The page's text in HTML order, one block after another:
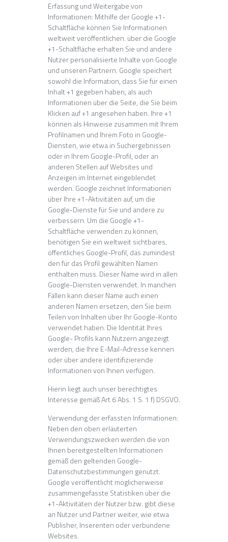
Erfassung und Weitergabe von
Informationen: Mithilfe der Google +1-
Schaltfläche können Sie Informationen
weltweit veröffentlichen. über die Google
+1-Schaltfläche erhalten Sie und andere
Nutzer personalisierte Inhalte von Google
und unseren Partnern. Google speichert
sowohl die Information, dass Sie für einen
Inhalt +1 gegeben haben, als auch
Informationen über die Seite, die Sie beim
Klicken auf +1 angesehen haben. Ihre +1
können als Hinweise zusammen mit Ihrem
Profilnamen und Ihrem Foto in Google-
Diensten, wie etwa in Suchergebnissen
oder in Ihrem Google-Profil, oder an
anderen Stellen auf Websites und
Anzeigen im Internet eingeblendet
werden. Google zeichnet Informationen
über Ihre +1-Aktivitäten auf, um die
Google-Dienste für Sie und andere zu
verbessern. Um die Google +1-
Schaltfläche verwenden zu können,
benötigen Sie ein weltweit sichtbares,
öffentliches Google-Profil, das zumindest
den für das Profil gewählten Namen
enthalten muss. Dieser Name wird in allen
Google-Diensten verwendet. In manchen
Fällen kann dieser Name auch einen
anderen Namen ersetzen, den Sie beim
Teilen von Inhalten über Ihr Google-Konto
verwendet haben. Die Identität Ihres
Google- Profils kann Nutzern angezeigt
werden, die Ihre E-Mail-Adresse kennen
oder über andere identifizierende
Informationen von Ihnen verfügen.
Hierin liegt auch unser berechtigtes
Interesse gemäß Art 6 Abs. 1 S. 1 f) DSGVO.
Verwendung der erfassten Informationen:
Neben den oben erläuterten
Verwendungszwecken werden die von
Ihnen bereitgestellten Informationen
gemäß den geltenden Google-
Datenschutzbestimmungen genutzt.
Google veröffentlicht möglicherweise
zusammengefasste Statistiken über die
+1-Aktivitäten der Nutzer bzw. gibt diese
an Nutzer und Partner weiter, wie etwa
Publisher, Inserenten oder verbundene
Websites.